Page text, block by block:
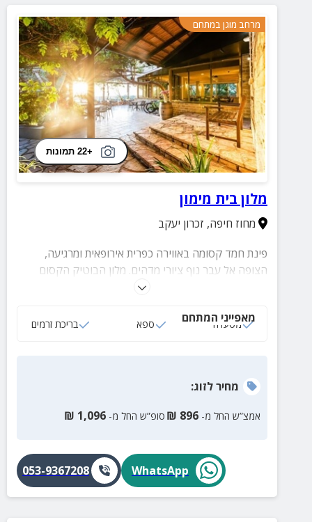
מרחב מוגן במתחם
+22 תמונות
מלון בית מימון
מחוז חיפה, זכרון יעקב
פינת חמד קסומה באווירה כפרית אירופאית ומרגיעה,
הצופה אל עבר נוף ציורי מדהים. מלון הבוטיק הקסום
ממוקם על הרכס המערבי של זכרון יעקב, במקום בריכת
מאפייני המתחם
מסעדה ספא בריכת זרמים
מחירלזוג:
אמצ”ש החל מ- 896
₪ סופ”ש החל מ- 1,096
₪
WhatsApp
053-9367208